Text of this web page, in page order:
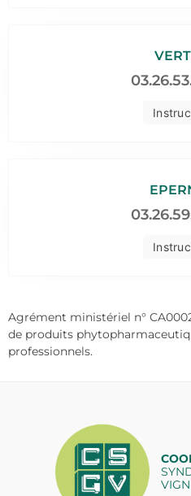
Agrément ministériel n°
de produits
professionnels.